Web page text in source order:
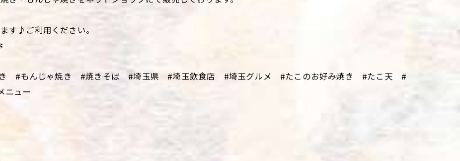
す♪ご利用ください。
#もんじゃ焼き #焼きそば #埼玉県 #埼玉飲食店 #埼玉グルメ #たこのお好み焼き #たこ天 #
ニュー